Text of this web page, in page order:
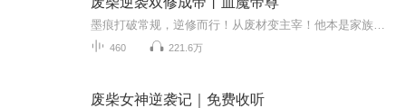
460 221.6万
废柴女神逆袭记｜免费收听